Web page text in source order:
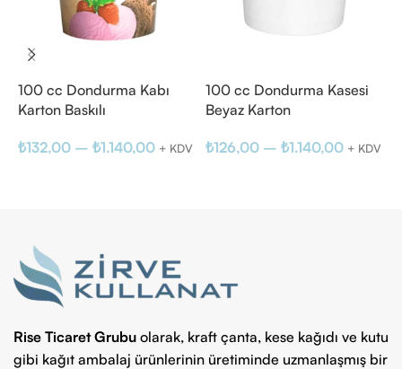
100 cc Dondurma Kabı
Karton Baskılı
₺132,00 – ₺1.140,00 + KDV
100 cc Dondurma Kasesi
Beyaz Karton
₺126,00 – ₺1.140,00 + KDV
Rise Ticaret Grubu olarak, kraft çanta, kese kağıdı ve kutu
gibi kağıt ambalaj ürünlerinin üretiminde uzmanlaşmış bir